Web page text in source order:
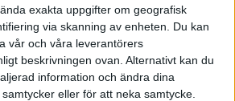
exakta uppgifter om geografisk
via skanning av enheten. Du kan
vår och våra leverantörers
beskrivningen ovan. Alternativt kan du
information och ändra dina
eller för att neka samtycke.
och bokföringsbyrå
för 11 år sedan